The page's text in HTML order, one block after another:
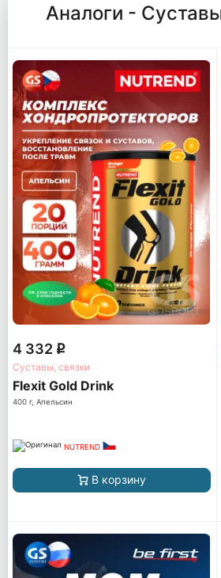
Аналоги -
4 332 q
Суставы, связки
Flexit Gold Drink
400 г, Апельсин
NUTREND
В корзину